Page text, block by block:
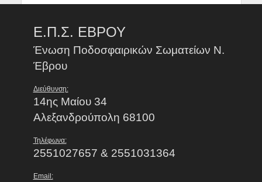
Ε.Π.Σ. ΕΒΡΟΥ
Ένωση Ποδοσφαιρικών Σωματείων Ν.
Έβρου
Διεύθυνση:
14ης Μαίου 34
Αλεξανδρούπολη 68100
Τηλέφωνα:
2551027657 & 2551031364
Email: